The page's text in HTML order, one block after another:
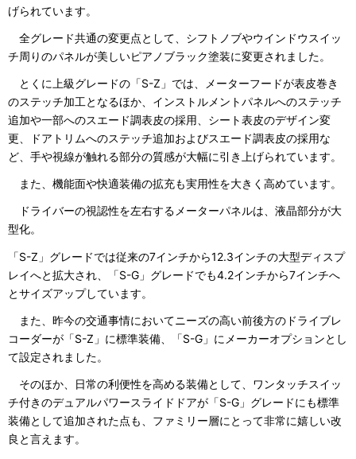
げられています。
全グレード共通の変更点として、シフトノブやウインドウスイッ
チ周りのパネルが美しいピアノブラック塗装に変更されました。
とくに上級グレードの「S-Z」では、メーターフードが表皮巻き
のステッチ加工となるほか、インストルメントパネルへのステッチ
追加や一部へのスエード調表皮の採用、シート表皮のデザイン変
更、ドアトリムへのステッチ追加およびスエード調表皮の採用な
ど、手や視線が触れる部分の質感が大幅に引き上げられています。
また、機能面や快適装備の拡充も実用性を大きく高めています。
ドライバーの視認性を左右するメーターパネルは、液晶部分が大
型化。
「S-Z」グレードでは従来の7インチから12.3インチの大型ディスプ
レイへと拡大され、「S-G」グレードでも4.2インチから7インチへ
とサイズアップしています。
また、昨今の交通事情においてニーズの高い前後方のドライブレ
コーダーが「S-Z」に標準装備、「S-G」にメーカーオプションとし
て設定されました。
そのほか、日常の利便性を高める装備として、ワンタッチスイッ
チ付きのデュアルパワースライドドアが「S-G」グレードにも標準
装備として追加された点も、ファミリー層にとって非常に嬉しい改
良と言えます。